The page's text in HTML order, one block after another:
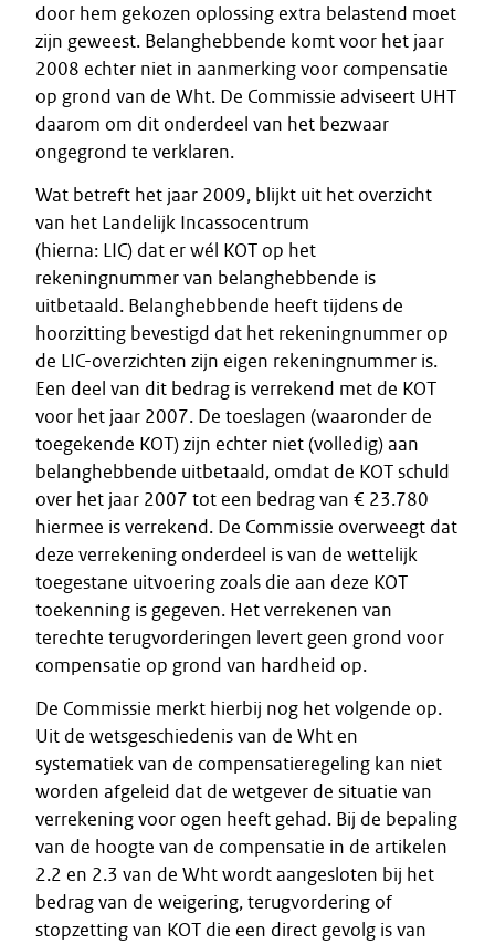
door hem gekozen oplossing extra belastend moet
zijn geweest. Belanghebbende komt voor het jaar
2008 echter niet in aanmerking voor compensatie
op grond van de Wht. De Commissie adviseert UHT
daarom om dit onderdeel van het bezwaar
ongegrond te verklaren.
Wat betreft het jaar 2009, blijkt uit het overzicht
van het Landelijk Incassocentrum
(hierna: LIC) dat er wél KOT op het
rekeningnummer van belanghebbende is
uitbetaald. Belanghebbende heeft tijdens de
hoorzitting bevestigd dat het rekeningnummer op
de LIC-overzichten zijn eigen rekeningnummer is.
Een deel van dit bedrag is verrekend met de KOT
voor het jaar 2007. De toeslagen (waaronder de
toegekende KOT) zijn echter niet (volledig) aan
belanghebbende uitbetaald, omdat de KOT schuld
over het jaar 2007 tot een bedrag van € 23.780
hiermee is verrekend. De Commissie overweegt dat
deze verrekening onderdeel is van de wettelijk
toegestane uitvoering zoals die aan deze KOT
toekenning is gegeven. Het verrekenen van
terechte terugvorderingen levert geen grond voor
compensatie op grond van hardheid op.
De Commissie merkt hierbij nog het volgende op.
Uit de wetsgeschiedenis van de Wht en
systematiek van de compensatieregeling kan niet
worden afgeleid dat de wetgever de situatie van
verrekening voor ogen heeft gehad. Bij de bepaling
van de hoogte van de compensatie in de artikelen
2.2 en 2.3 van de Wht wordt aangesloten bij het
bedrag van de weigering, terugvordering of
stopzetting van KOT die een direct gevolg is van